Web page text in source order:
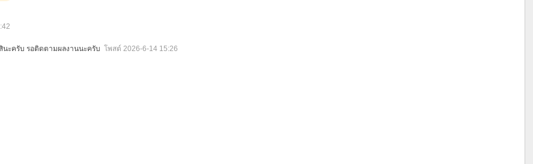
นะครับ รอติดตามผลงานนะครับโพสต์ 2026-6-14 15:26